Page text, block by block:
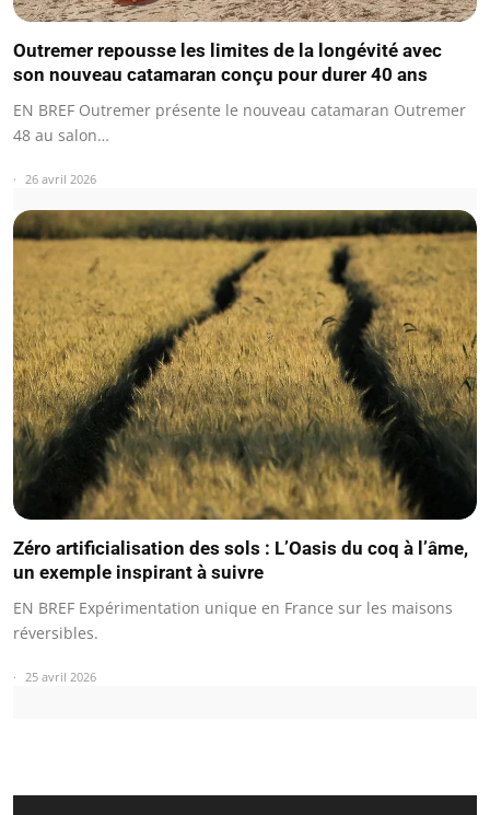
Outremer repousse les limites de la longévité avec
son nouveau catamaran conçu pour durer 40 ans
EN BREF Outremer présente le nouveau catamaran Outremer
48 au salon…
26 avril 2026
Zéro artificialisation des sols : L’Oasis du coq à l’âme,
un exemple inspirant à suivre
EN BREF Expérimentation unique en France sur les maisons
réversibles.
25 avril 2026